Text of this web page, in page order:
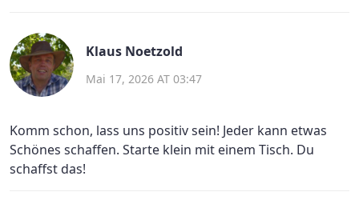
Klaus Noetzold
Mai 17, 2026 AT 03:47
Komm schon, lass uns positiv sein! Jeder kann etwas
Schönes schaffen. Starte klein mit einem Tisch. Du
schaffst das!